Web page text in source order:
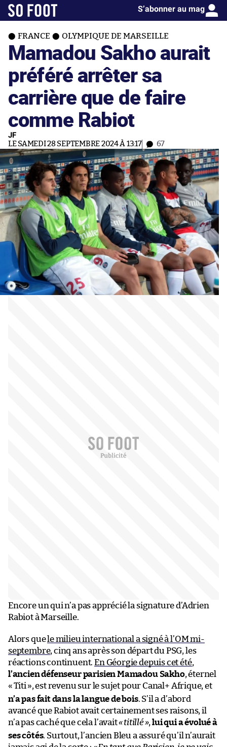
S’abonner au mag
FRANCE OLYMPIQUE DE MARSEILLE
Mamadou Sakho aurait
préféré arrêter sa
carrière que de faire
comme Rabiot
JF
LE SAMEDI 28 SEPTEMBRE 2024 À 13:17 67
Encore un qui n’a pas apprécié la signature d’Adrien
Rabiot à Marseille.
Alors quele milieu international a signé à l’OM mi-
septembre, cinq ans après son départ du PSG, les
réactions continuent.En Géorgie depuis cet été,
l’ancien défenseur parisien Mamadou Sakho, éternel
«Titi », est revenu sur le sujet pour Canal+ Afrique, et
n’a pas fait dans la langue de bois. S’il a d’abord
avancé que Rabiot avait certainement ses raisons, il
n’a pas caché que cela l’avait«titillé»,lui qui a évolué à
ses côtés. Surtout, l’ancien Bleu a assuré qu’il n’aurait